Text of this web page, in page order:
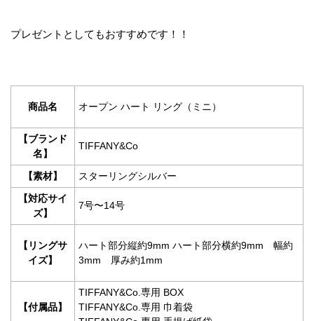
プレゼントとしてもおすすめです！！
商品名 オープン ハート リング（ミニ）
【ブランド
名】
TIFFANY&Co
【素材】
スターリングシルバー
【対応サイ
ズ】
7号〜14号
【リングサ
イズ】
ハート部分縦約9mm ハート部分横約9mm 幅約
3mm 厚み約1mm
【付属品】
TIFFANY&Co.専用 BOX
TIFFANY&Co.専用 巾着袋